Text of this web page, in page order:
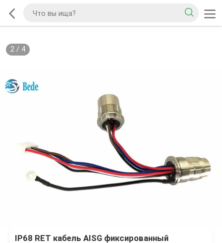
2/ 4
IP68 RET кабель AISG фиксированный